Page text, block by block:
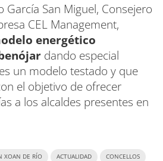
García San Miguel, Consejero
CEL Management,
energético
dando especial
un modelo testado y que
el objetivo de ofrecer
a los alcaldes presentes en
XOAN DE RÍO ACTUALIDAD CONCELLOS